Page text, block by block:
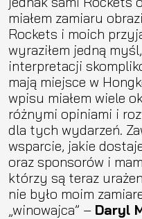
miałem zamiaru
Rockets i moich
wyraziłem jedną
interpretacji
mają miejsce w
wpisu miałem wiele
różnymi opiniami i
dla tych wydarzeń.
wsparcie, jakie
oraz sponsorów i
którzy są teraz
nie było moim
„winowajca” – Daryl